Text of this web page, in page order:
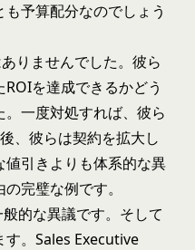
予算配分なのでしょう
りませんでした。彼ら
を達成できるかどう
一度対処すれば、彼ら
、彼らは契約を拡大し
値引きよりも体系的な異
完璧な例です。
的な異議です。そして
す。Sales Executive